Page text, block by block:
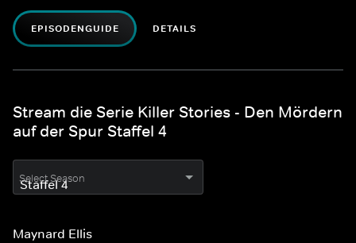
EPISODENGUIDE DETAILS
Stream die Serie Killer Stories - Den Mördern
auf der Spur Staffel 4
Select Season
Maynard Ellis